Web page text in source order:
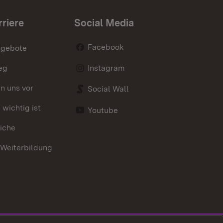
uns vor
wichtig ist
Social Media
Facebook
Instagram
Social Wall
Youtube